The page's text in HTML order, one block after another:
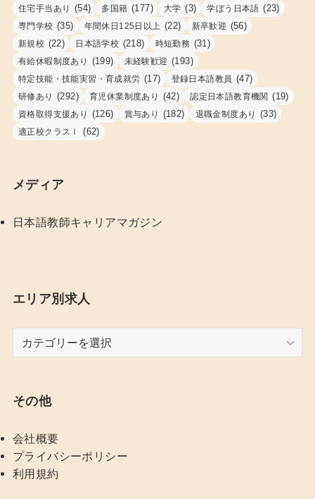
住宅手当あり (54) 多国籍 (177) 大学 (3) 学ぼう日本語 (23)
専門学校 (35) 年間休日125日以上 (22) 新卒歓迎 (56)
新規校 (22) 日本語学校 (218) 時短勤務 (31)
有給休暇制度あり (199) 未経験歓迎 (193)
特定技能・技能実習・育成就労 (17) 登録日本語教員 (47)
研修あり (292) 育児休業制度あり (42) 認定日本語教育機関 (19)
資格取得支援あり (126) 賞与あり (182) 退職金制度あり (33)
適正校クラスⅠ (62)
メディア
日本語教師キャリアマガジン
エリア別求人
求
その他
会社概要
プライバシーポリシー
利用規約